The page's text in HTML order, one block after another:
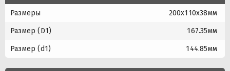
Размеры 200x110x38мм
Размер (D1) 167.35мм
Размер (d1) 144.85мм